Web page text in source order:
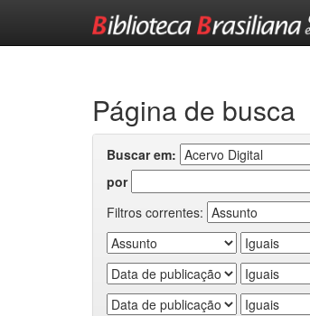
Página de busca
Buscar em:
por
Filtros correntes: